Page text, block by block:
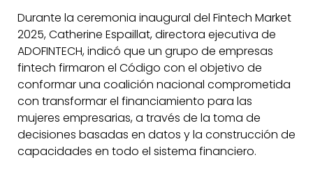
Durante la ceremonia inaugural del Fintech Market
2025, Catherine Espaillat, directora ejecutiva de
ADOFINTECH, indicó que un grupo de empresas
fintech firmaron el Código con el objetivo de
conformar una coalición nacional comprometida
con transformar el financiamiento para las
mujeres empresarias, a través de la toma de
decisiones basadas en datos y la construcción de
capacidades en todo el sistema financiero.